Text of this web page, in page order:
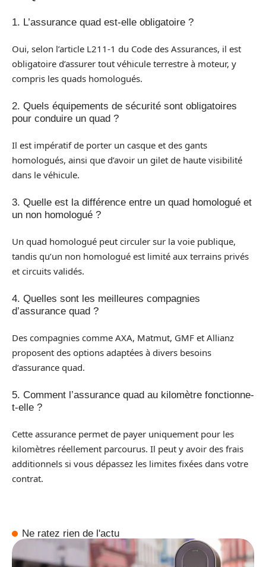
1. L’assurance quad est-elle obligatoire ?
Oui, selon l’article L211-1 du Code des Assurances, il est
obligatoire d’assurer tout véhicule terrestre à moteur, y
compris les quads homologués.
2. Quels équipements de sécurité sont obligatoires
pour conduire un quad ?
Il est impératif de porter un casque et des gants
homologués, ainsi que d’avoir un gilet de haute visibilité
dans le véhicule.
3. Quelle est la différence entre un quad homologué et
un non homologué ?
Un quad homologué peut circuler sur la voie publique,
tandis qu’un non homologué est limité aux terrains privés
et circuits validés.
4. Quelles sont les meilleures compagnies
d’assurance quad ?
Des compagnies comme AXA, Matmut, GMF et Allianz
proposent des options adaptées à divers besoins
d’assurance quad.
5. Comment l’assurance quad au kilomètre fonctionne-
t-elle ?
Cette assurance permet de payer uniquement pour les
kilomètres réellement parcourus. Il peut y avoir des frais
additionnels si vous dépassez les limites fixées dans votre
contrat.
Ne ratez rien de l'actu